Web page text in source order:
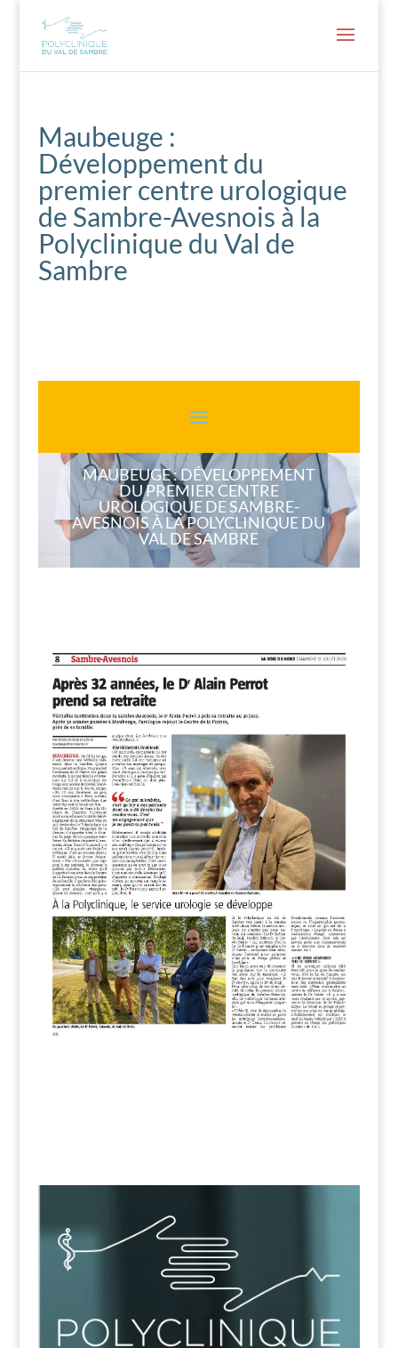
Maubeuge :
Développement du
premier centre urologique
de Sambre-Avesnois à la
Polyclinique du Val de
Sambre
MAUBEUGE : DÉVELOPPEMENT
DU PREMIER CENTRE
UROLOGIQUE DE SAMBRE-
AVESNOIS À LA POLYCLINIQUE DU
VAL DE SAMBRE